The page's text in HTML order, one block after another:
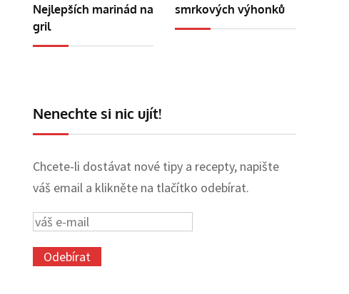
Nejlepších marinád na
gril
smrkových výhonků
Nenechte si nic ujít!
Chcete-li dostávat nové tipy a recepty, napište
váš email a klikněte na tlačítko odebírat.